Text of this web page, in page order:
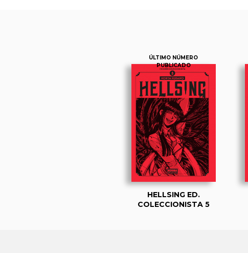
ÚLTIMO NÚMERO
PUBLICADO
HELLSING ED.
COLECCIONISTA 5